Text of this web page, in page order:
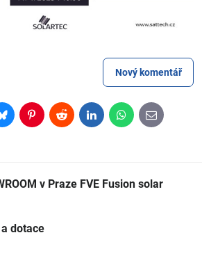
Nový komentář
BlueskyPinterestRedditLinkedInWhatsApp
E-
mail
v Praze FVE Fusion solar
dotace